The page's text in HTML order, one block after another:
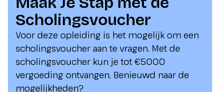
Scholingsvoucher
Voor deze opleiding is het mogelijk om een
scholingsvoucher aan te vragen. Met de
scholingsvoucher kun je tot €5000
vergoeding ontvangen. Benieuwd naar de
mogelijkheden?